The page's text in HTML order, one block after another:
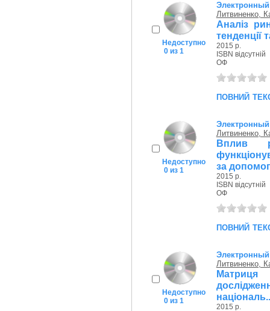
Недоступно
0 из 1
Электронный
Литвиненко,
Аналіз
тенденції
2015 р.
ISBN відсутній
ОФ
повний
Недоступно
0 из 1
Электронный
Литвиненко,
Вплив
за
2015 р.
ISBN відсутній
ОФ
повний
Недоступно
0 из 1
Электронный
Литвиненко,
Матриця
2015 р.